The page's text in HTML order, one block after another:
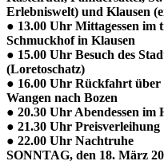
Erlebniswelt) und Klausen
● 13.00 Uhr Mittagessen im
Schmuckhof in Klausen
● 15.00 Uhr Besuch des
(Loretoschatz)
● 16.00 Uhr Rückfahrt
Wangen nach Bozen
● 20.30 Uhr Abendessen im
● 21.30 Uhr Preisverleihung
● 22.00 Uhr Nachtruhe
SONNTAG, den 18. März